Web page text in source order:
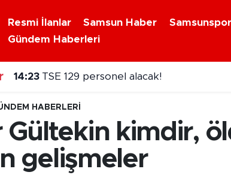
Resmi İlanlar Samsun Haber Samsunspor
Gündem Haberleri
14:06 Samsunspor 18'lik yıldızı kadrosuna
HABERLERI
Gültekin kimdir,
gelişmeler
Fikstür